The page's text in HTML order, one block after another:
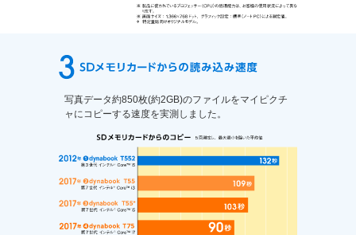
写真データ約850枚(約2GB)のファイルをマイピクチ
ャにコピーする速度を実測しました。